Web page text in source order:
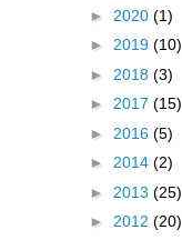
► 2020 (1)
► 2019 (10)
► 2018 (3)
► 2017 (15)
► 2016 (5)
► 2014 (2)
► 2013 (25)
► 2012 (20)